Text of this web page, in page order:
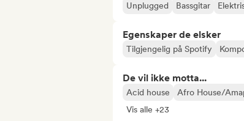
Unplugged Bassgitar
Egenskaper de elsker
Tilgjengelig på Spotify
De vil ikke motta...
Acid house Afro House/
Vis alle +23